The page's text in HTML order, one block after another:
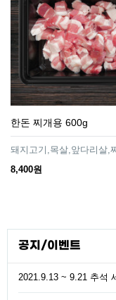
한돈 찌개용 600g
돼지고기,목살,앞다리살,
8,400원
공지/이벤트
2021.9.13 ~ 9.21 추석